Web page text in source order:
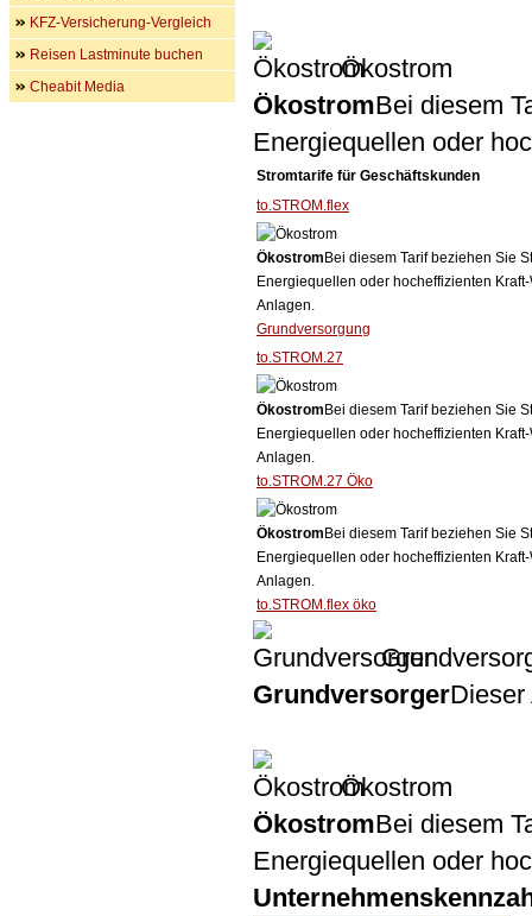
Ökostrom
ÖkostromBei diesem
Energiequellen oder
Stromtarife für Geschäftskunden
to.STROM.flex
Ökostrom Bei diesem Tarif beziehen Sie
Energiequellen oder hocheffizienten
Anlagen.
Grundversorgung
to.STROM.27
Ökostrom Bei diesem Tarif beziehen Sie
Energiequellen oder hocheffizienten
Anlagen.
to.STROM.27 Öko
Ökostrom Bei diesem Tarif beziehen Sie
Energiequellen oder hocheffizienten
Anlagen.
to.STROM.flex öko
GrundversorgerDieser
Ökostrom
ÖkostromBei diesem
Energiequellen oder
KFZ-Versicherung-Vergleich
Reisen Lastminute buchen
Cheabit Media